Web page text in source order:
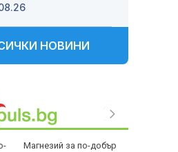
НОВИНИ
Магнезий за по-добър